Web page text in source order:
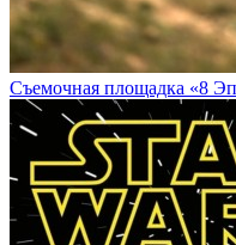
Cъемочная площадка «8